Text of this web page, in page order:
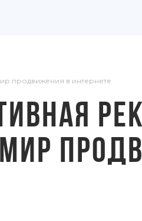
продвижения в интернете